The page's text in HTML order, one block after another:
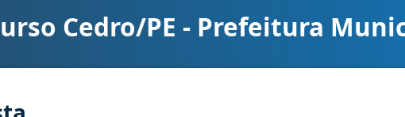
Municipal cargo Médico: Plantonista - Conhecimentos Básicos
Cedro/PE - Prefeitura